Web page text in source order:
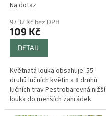
Na dotaz
97,32 Kč bez DPH
109 Kč
DETAIL
Květnatá louka obsahuje: 55
druhů lučních květin a 8 druhů
lučních trav Pestrobarevná nižší
louka do menších zahrádek